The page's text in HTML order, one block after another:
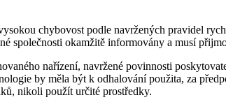
chybovost podle navržených pravidel
společnosti okamžitě informovány a musí
nařízení, navržené povinnosti
by měla být k odhalování použita, za
nikoli použít určité prostředky.